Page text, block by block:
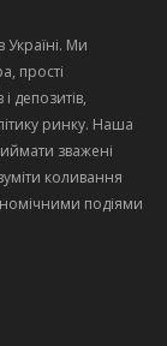
Ми
прості
депозитів,
ринку. Наша
зважені
коливання
подіями